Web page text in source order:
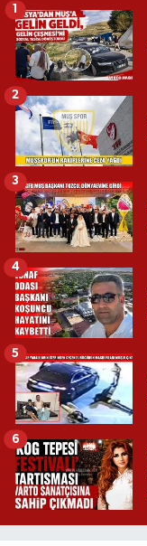
2
3
4
5
6